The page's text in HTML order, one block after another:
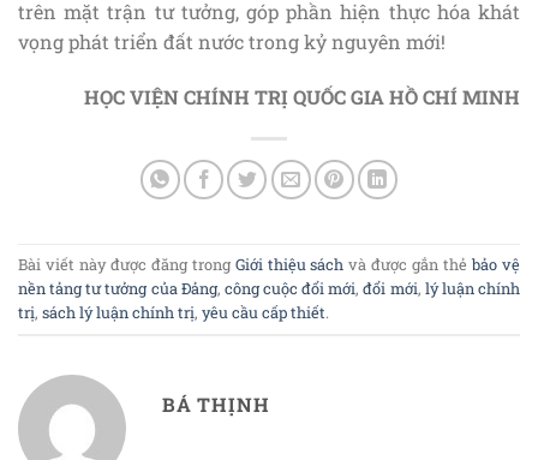
trên mặt trận tư tưởng, góp phần hiện thực hóa khát
vọng phát triển đất nước trong kỷ nguyên mới!
HỌC VIỆN CHÍNH TRỊ QUỐC GIA HỒ CHÍ MINH
Bài viết này được đăng trong Giới thiệu sách và được gắn thẻbảo vệ
nền tảng tư tưởng của Đảng, công cuộc đổi mới,đổi mới, lý luận chính
trị, sách lý luận chính trị, yêu cầu cấp thiết.
BÁ THỊNH